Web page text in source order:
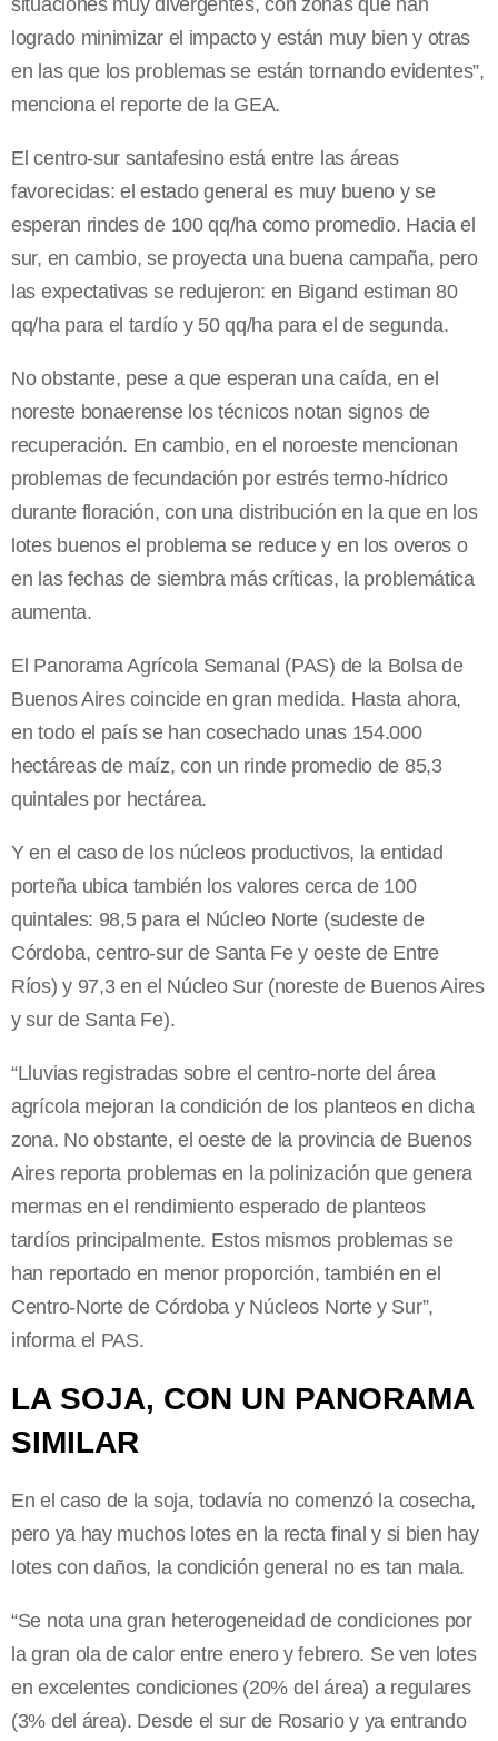
logrado minimizar el impacto y están muy bien y otras
en las que los problemas se están tornando evidentes”,
menciona el reporte de la GEA.
El centro-sur santafesino está entre las áreas
favorecidas: el estado general es muy bueno y se
esperan rindes de 100 qq/ha como promedio. Hacia el
sur, en cambio, se proyecta una buena campaña, pero
las expectativas se redujeron: en Bigand estiman 80
qq/ha para el tardío y 50 qq/ha para el de segunda.
No obstante, pese a que esperan una caída, en el
noreste bonaerense los técnicos notan signos de
recuperación. En cambio, en el noroeste mencionan
problemas de fecundación por estrés termo-hídrico
durante floración, con una distribución en la que en los
lotes buenos el problema se reduce y en los overos o
en las fechas de siembra más críticas, la problemática
aumenta.
El Panorama Agrícola Semanal (PAS) de la Bolsa de
Buenos Aires coincide en gran medida. Hasta ahora,
en todo el país se han cosechado unas 154.000
hectáreas de maíz, con un rinde promedio de 85,3
quintales por hectárea.
Y en el caso de los núcleos productivos, la entidad
porteña ubica también los valores cerca de 100
quintales: 98,5 para el Núcleo Norte (sudeste de
Córdoba, centro-sur de Santa Fe y oeste de Entre
Ríos) y 97,3 en el Núcleo Sur (noreste de Buenos Aires
y sur de Santa Fe).
“Lluvias registradas sobre el centro-norte del área
agrícola mejoran la condición de los planteos en dicha
zona. No obstante, el oeste de la provincia de Buenos
Aires reporta problemas en la polinización que genera
mermas en el rendimiento esperado de planteos
tardíos principalmente. Estos mismos problemas se
han reportado en menor proporción, también en el
Centro-Norte de Córdoba y Núcleos Norte y Sur”,
informa el PAS.
LA SOJA, CON UN PANORAMA
SIMILAR
En el caso de la soja, todavía no comenzó la cosecha,
pero ya hay muchos lotes en la recta final y si bien hay
lotes con daños, la condición general no es tan mala.
“Se nota una gran heterogeneidad de condiciones por
la gran ola de calor entre enero y febrero. Se ven lotes
en excelentes condiciones (20% del área) a regulares
(3% del área). Desde el sur de Rosario y ya entrando